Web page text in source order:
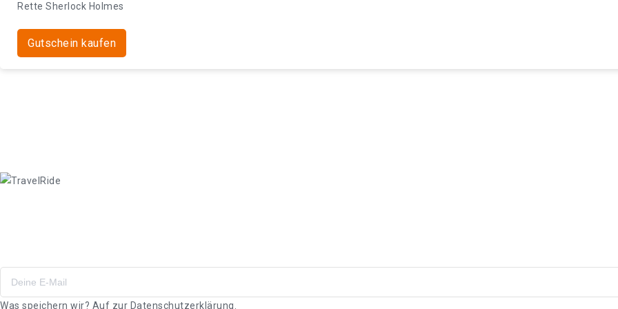
Rette Sherlock Holmes
Gutschein kaufen
Was speichern wir? Auf zur Datenschutzerklärung.